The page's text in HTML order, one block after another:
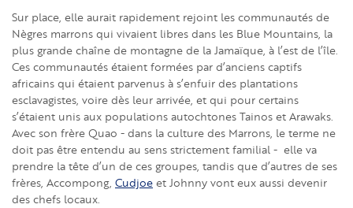
Sur place, elle aurait rapidement rejoint les communautés de
Nègres marrons qui vivaient libres dans les Blue Mountains, la
plus grande chaîne de montagne de la Jamaïque, à l’est de l’île.
Ces communautés étaient formées par d’anciens captifs
africains qui étaient parvenus à s’enfuir des plantations
esclavagistes, voire dès leur arrivée, et qui pour certains
s’étaient unis aux populations autochtones Tainos et Arawaks.
Avec son frère Quao - dans la culture des Marrons, le terme ne
doit pas être entendu au sens strictement familial - elle va
prendre la tête d’un de ces groupes, tandis que d’autres de ses
frères, Accompong, Cudjoe et Johnny vont eux aussi devenir
des chefs locaux.